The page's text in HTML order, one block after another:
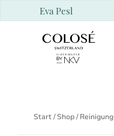
Eva Pesl
Start/Shop/Reinigung